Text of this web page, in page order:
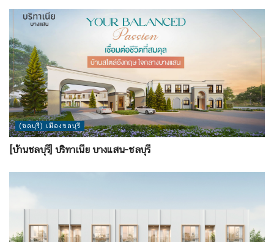
(ชลบุรี) เมืองชลบุรี
[บ้านชลบุรี] บริทาเนีย บางแสน-ชลบุรี